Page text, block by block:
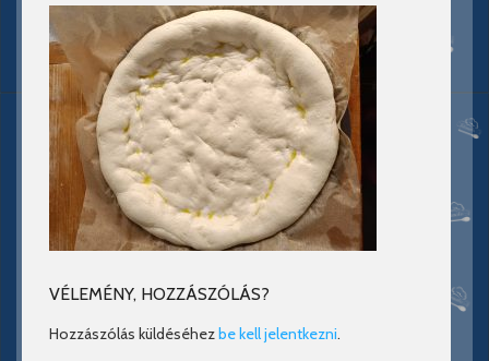
VÉLEMÉNY, HOZZÁSZÓLÁS?
Hozzászólás küldéséhezbe kell jelentkezni.